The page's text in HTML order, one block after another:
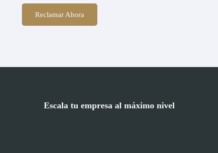
Reclamar Ahora
Escala tu empresa al máximo nivel